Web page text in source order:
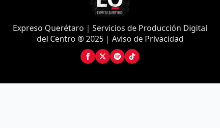
Expreso Querétaro | Servicios de Producción Digital
del Centro ® 2025 | Aviso de Privacidad